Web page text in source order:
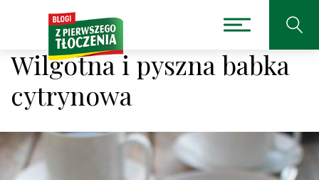
Wilgotna i pyszna babka
cytrynowa